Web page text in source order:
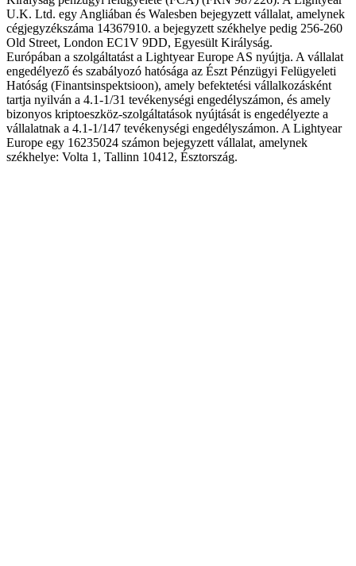
U.K. Ltd. egy Angliában és Walesben bejegyzett vállalat, amelynek
cégjegyzékszáma 14367910. a bejegyzett székhelye pedig 256-260
Old Street, London EC1V 9DD, Egyesült Királyság.
Európában a szolgáltatást a Lightyear Europe AS nyújtja. A vállalat
engedélyező és szabályozó hatósága az Észt Pénzügyi Felügyeleti
Hatóság (Finantsinspektsioon), amely befektetési vállalkozásként
tartja nyilván a 4.1-1/31 tevékenységi engedélyszámon, és amely
bizonyos kriptoeszköz-szolgáltatások nyújtását is engedélyezte a
vállalatnak a 4.1-1/147 tevékenységi engedélyszámon. A Lightyear
Europe egy 16235024 számon bejegyzett vállalat, amelynek
székhelye: Volta 1, Tallinn 10412, Észtország.